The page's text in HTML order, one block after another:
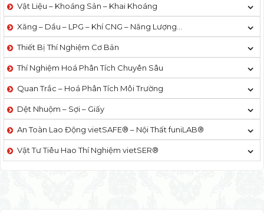
Vật Liệu – Khoáng Sản – Khai Khoáng
Xăng – Dầu – LPG – Khí CNG – Năng Lượng…
Thiết Bị Thí Nghiệm Cơ Bản
Thí Nghiệm Hoá Phân Tích Chuyên Sâu
Quan Trắc – Hoá Phân Tích Môi Trường
Dệt Nhuộm – Sợi – Giấy
An Toàn Lao Động vietSAFE® – Nội Thất funiLAB®
Vật Tư Tiêu Hao Thí Nghiệm vietSER®